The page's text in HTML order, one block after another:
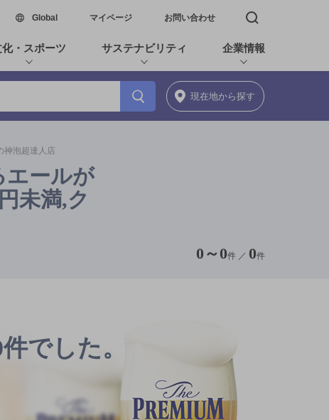
Global新しいウィンドウで開く
マイページ お問い合わせ 検索窓を開く
化・スポーツ サステナビリティ 企業情報
現在地から探す
神泡超達人店
エールが
未満,ク
0 ～ 0件 ／ 0件
でした。